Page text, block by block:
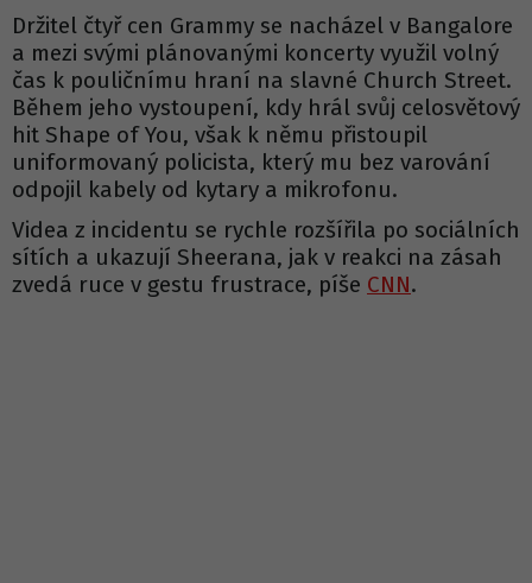
Držitel čtyř cen Grammy se nacházel v Bangalore
a mezi svými plánovanými koncerty využil volný
čas k pouličnímu hraní na slavné Church Street.
Během jeho vystoupení, kdy hrál svůj celosvětový
hit Shape of You, však k němu přistoupil
uniformovaný policista, který mu bez varování
odpojil kabely od kytary a mikrofonu.
Videa z incidentu se rychle rozšířila po sociálních
sítích a ukazují Sheerana, jak v reakci na zásah
zvedá ruce v gestu frustrace, píše CNN.